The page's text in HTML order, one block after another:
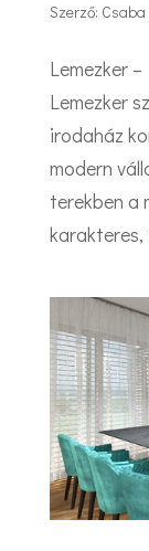
Szerző:
Lemezker
Lemezker
irodaház
modern
terekben a
karakteres,